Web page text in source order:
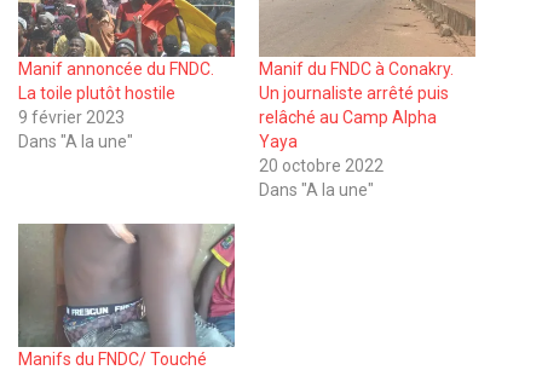
Manif annoncée du FNDC.
La toile plutôt hostile
9 février 2023
Dans "A la une"
Manif du FNDC à Conakry.
Un journaliste arrêté puis
relâché au Camp Alpha
Yaya
20 octobre 2022
Dans "A la une"
Manifs du FNDC/ Touché